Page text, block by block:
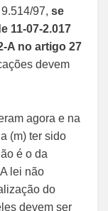
97, se
11-07-2.017
A no artigo 27
devem
agora e na
(m) ter sido
é o da
lei não
do
devem ser